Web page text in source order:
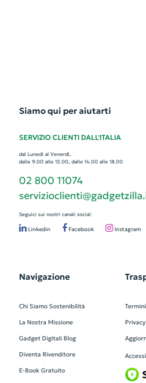
Siamo qui per aiutarti
SERVIZIO CLIENTI DALL'ITALIA
dal Lunedì al Venerdì,
dalle 9.00 alle 13.00, dalle 14.00 alle 18.00
02 800 11074
Seguici sui nostri canali social:
Linkedin Facebook Instagram
Navigazione
Chi Siamo Sostenibilità
La Nostra Missione
Gadget Digitali Blog
Diventa Rivenditore
E-Book Gratuito